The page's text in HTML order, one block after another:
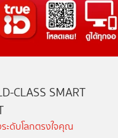
CLASS SMART
ะดับโลกตรงใจคุณ